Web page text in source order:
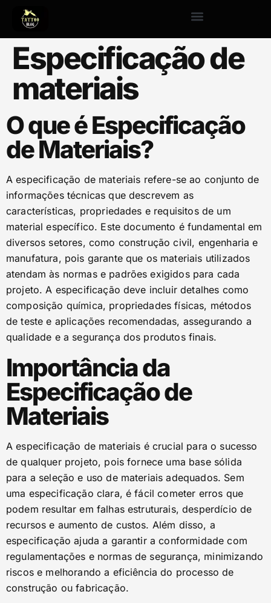
Especificação de
materiais
O que é Especificação
de Materiais?
A especificação de materiais refere-se ao conjunto de
informações técnicas que descrevem as
características, propriedades e requisitos de um
material específico. Este documento é fundamental em
diversos setores, como construção civil, engenharia e
manufatura, pois garante que os materiais utilizados
atendam às normas e padrões exigidos para cada
projeto. A especificação deve incluir detalhes como
composição química, propriedades físicas, métodos
de teste e aplicações recomendadas, assegurando a
qualidade e a segurança dos produtos finais.
Importância da
Especificação de
Materiais
A especificação de materiais é crucial para o sucesso
de qualquer projeto, pois fornece uma base sólida
para a seleção e uso de materiais adequados. Sem
uma especificação clara, é fácil cometer erros que
podem resultar em falhas estruturais, desperdício de
recursos e aumento de custos. Além disso, a
especificação ajuda a garantir a conformidade com
regulamentações e normas de segurança, minimizando
riscos e melhorando a eficiência do processo de
construção ou fabricação.